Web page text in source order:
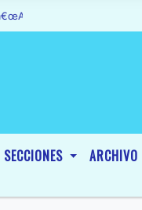
fue declarada
SECCIONES ARCHIVO